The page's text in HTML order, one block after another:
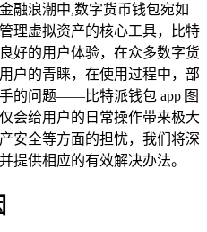
融浪潮中,数字货币钱包宛如
理虚拟资产的核心工具，比特
好的用户体验，在众多数字货
户的青睐，在使用过程中，部
的问题——比特派钱包 app 图
会给用户的日常操作带来极大
安全等方面的担忧，我们将深
提供相应的有效解决办法。